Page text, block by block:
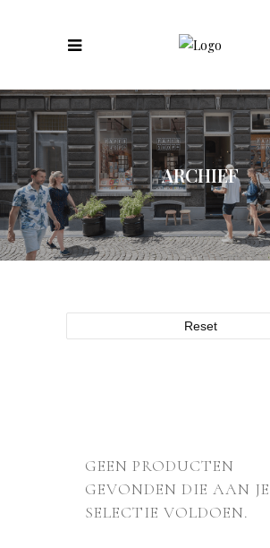
ARCHIEF
Reset
GEEN PRODUCTEN
GEVONDEN DIE AAN JE
SELECTIE VOLDOEN.